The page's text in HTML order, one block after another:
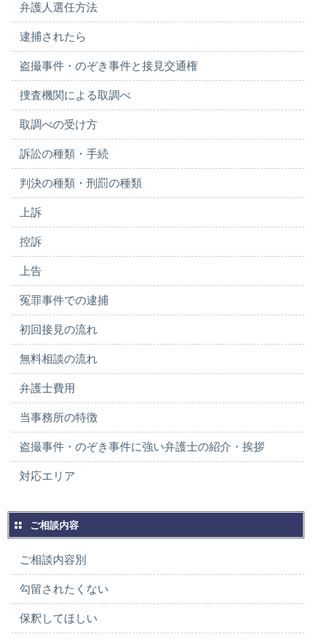
弁護人選任方法
逮捕されたら
盗撮事件・のぞき事件と接見交通権
捜査機関による取調べ
取調べの受け方
訴訟の種類・手続
判決の種類・刑罰の種類
上訴
控訴
上告
冤罪事件での逮捕
初回接見の流れ
無料相談の流れ
弁護士費用
当事務所の特徴
盗撮事件・のぞき事件に強い弁護士の紹介・挨拶
対応エリア
ご相談内容
ご相談内容別
勾留されたくない
保釈してほしい